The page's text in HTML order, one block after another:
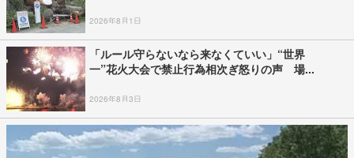
2026年8月1日
「ルール守らないなら来なくていい」“世界
一”花火大会で禁止行為相次ぎ怒りの声 場...
2026年8月3日